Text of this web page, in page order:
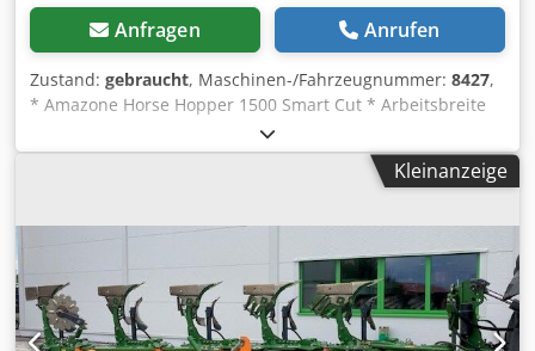
Anfragen Anrufen
Zustand: gebraucht, Maschinen-/Fahrzeugnummer: 8427,
* Amazone Horse Hopper 1500 Smart Cut * Arbeitsbreite
1,50m * 1.500 l Fangkorbinhalt * Schlepper 3.Punkt
Aufhängung * H60 Flügelmesser * Stützrollen *
Mulchvorrichtung * Gelenkwelle mit Freilauf * Fangkorb
2650 U/min. * Füllstandanzeige -----Interne
Fahrzeugnummer: 8427 WhatsApp-Support verfügbar!
Dwodpfx Aderhy H Roksa Bei Fragen zum Fahrzeug oder
für weitere Infos schreiben Sie uns gerne bequem per
WhatsApp Whatsapp Whatsapp ----Irrtümer &
Kleinanzeige